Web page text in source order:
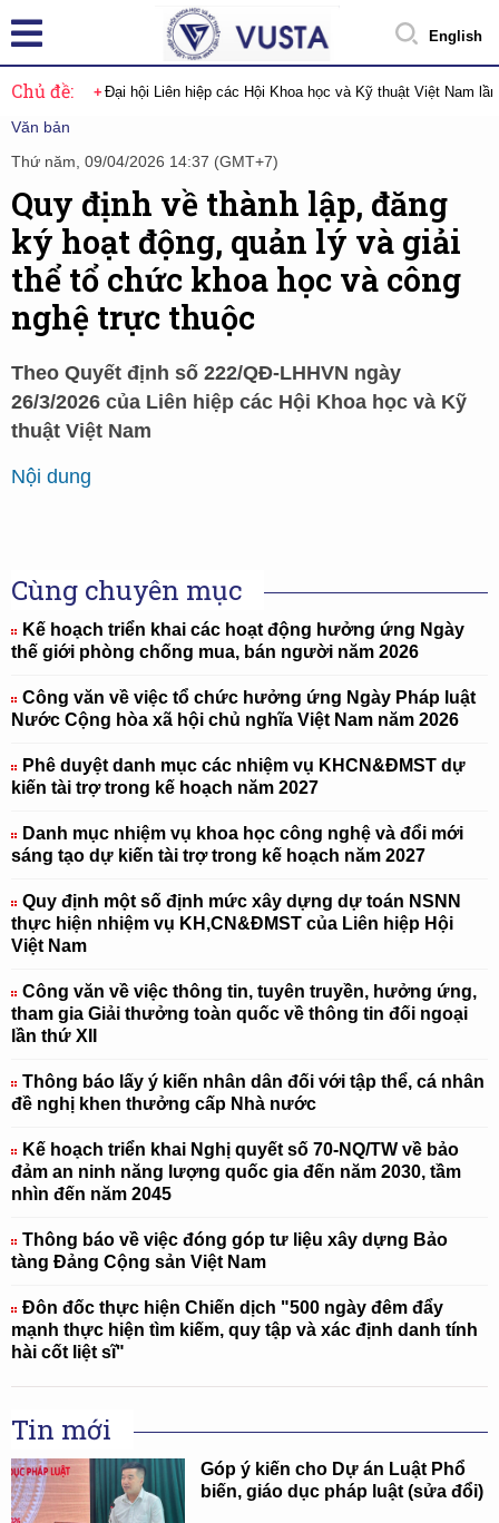
English
Chủ đề: Đại hội Liên hiệp các Hội Khoa học và Kỹ thuật Việt Nam
Văn bản
Thứ năm, 09/04/2026 14:37 (GMT+7)
Quy định về thành lập, đăng
ký hoạt động, quản lý và giải
thể tổ chức khoa học và công
nghệ trực thuộc
Theo Quyết định số 222/QĐ-LHHVN ngày
26/3/2026 của Liên hiệp các Hội Khoa học và Kỹ
thuật Việt Nam
Nội dung
Cùng chuyên mục
Kế hoạch triển khai các hoạt động hưởng ứng Ngày
thế giới phòng chống mua, bán người năm 2026
Công văn về việc tổ chức hưởng ứng Ngày Pháp luật
Nước Cộng hòa xã hội chủ nghĩa Việt Nam năm 2026
Phê duyệt danh mục các nhiệm vụ KHCN&ĐMST dự
kiến tài trợ trong kế hoạch năm 2027
Danh mục nhiệm vụ khoa học công nghệ và đổi mới
sáng tạo dự kiến tài trợ trong kế hoạch năm 2027
Quy định một số định mức xây dựng dự toán NSNN
thực hiện nhiệm vụ KH,CN&ĐMST của Liên hiệp Hội
Việt Nam
Công văn về việc thông tin, tuyên truyền, hưởng ứng,
tham gia Giải thưởng toàn quốc về thông tin đối ngoại
lần thứ XII
Thông báo lấy ý kiến nhân dân đối với tập thể, cá nhân
đề nghị khen thưởng cấp Nhà nước
Kế hoạch triển khai Nghị quyết số 70-NQ/TW về bảo
đảm an ninh năng lượng quốc gia đến năm 2030, tầm
nhìn đến năm 2045
Thông báo về việc đóng góp tư liệu xây dựng Bảo
tàng Đảng Cộng sản Việt Nam
Đôn đốc thực hiện Chiến dịch "500 ngày đêm đẩy
mạnh thực hiện tìm kiếm, quy tập và xác định danh tính
hài cốt liệt sĩ"
Tin mới
Góp ý kiến cho Dự án Luật Phổ
biến, giáo dục pháp luật (sửa đổi)